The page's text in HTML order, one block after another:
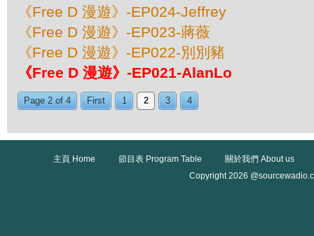
《Free D 漫遊》-EP024-Jeffrey
《Free D 漫遊》-EP023-蔣薇
《Free D 漫遊》-EP022-別別豬
《Free D 漫遊》-EP021-AlanLo
Page 2 of 4 First 1 2 3 4
主頁 Home 節目表 Program Table
關於我們 About us
Copyright 2026